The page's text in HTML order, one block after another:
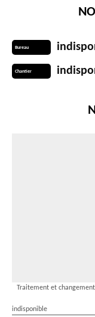
Bureau
Chantier
Traitement et
indisponible